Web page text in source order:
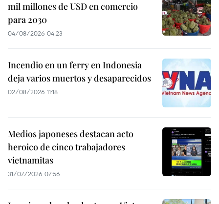
mil millones de USD en comercio
para 2030
04/08/2026 04:23
Incendio en un ferry en Indonesia
deja varios muertos y desaparecidos
02/08/2026 11:18
Medios japoneses destacan acto
heroico de cinco trabajadores
vietnamitas
31/07/2026 07:56